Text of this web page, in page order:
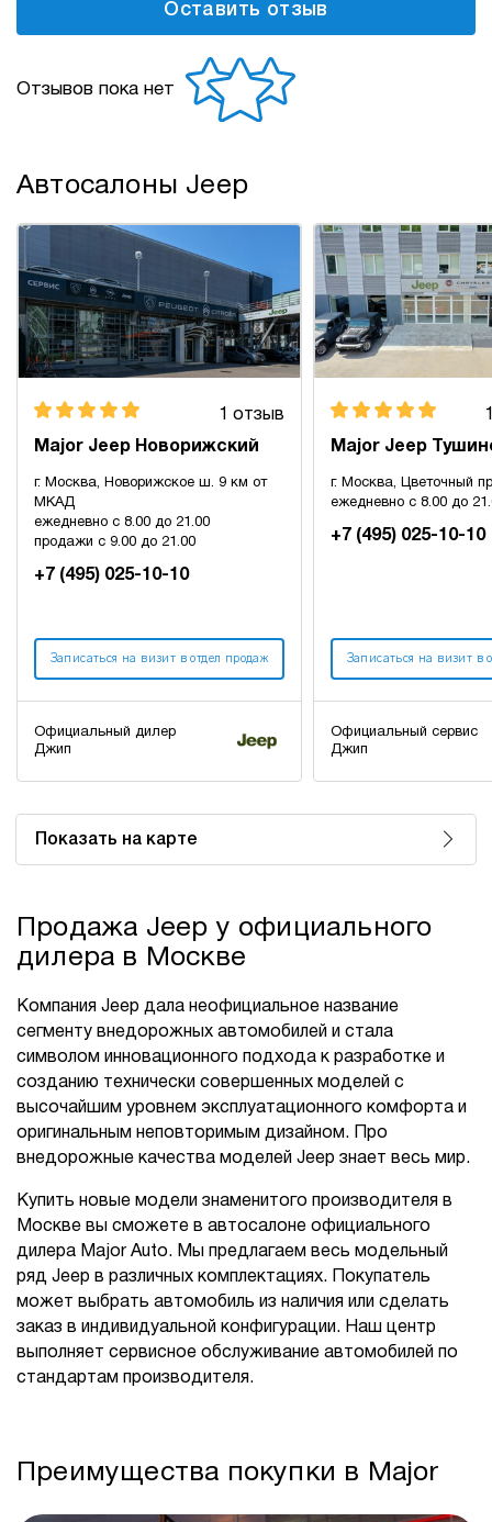
Оставить отзыв
Отзывов пока нет
Показать на карте
Автосалоны Jeep
1 отзыв
Major Jeep Новорижский
г. Москва, Новорижское ш. 9 км от
МКАД
ежедневно с 8.00 до 21.00
продажи с 9.00 до 21.00
+7 (495) 025-10-10
Записаться на визит в отдел продаж
Официальный дилер
Джип
Major Jeep
г. Москва, Цветочный
ежедневно с 8.00 до
+7 (495) 025-10-10
Записаться на визит в
Официальный сервис
Джип
Продажа Jeep у официального
дилера в Москве
Компания Jeep дала неофициальное название
сегменту внедорожных автомобилей и стала
символом инновационного подхода к разработке и
созданию технически совершенных моделей с
высочайшим уровнем эксплуатационного комфорта и
оригинальным неповторимым дизайном. Про
внедорожные качества моделей Jeep знает весь мир.
Купить новые модели знаменитого производителя в
Москве вы сможете в автосалоне официального
дилера Major Auto. Мы предлагаем весь модельный
ряд Jeep в различных комплектациях. Покупатель
может выбрать автомобиль из наличия или сделать
заказ в индивидуальной конфигурации. Наш центр
выполняет сервисное обслуживание автомобилей по
стандартам производителя.
Преимущества покупки в Major